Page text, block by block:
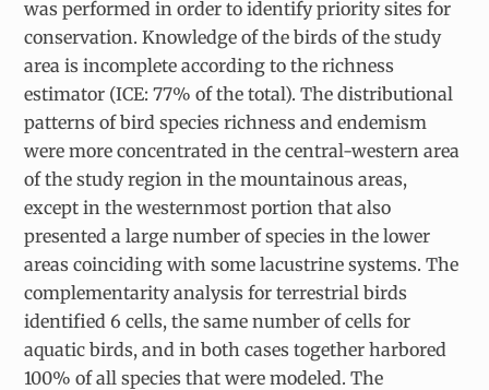
was performed in order to identify priority sites for
conservation. Knowledge of the birds of the study
area is incomplete according to the richness
estimator (ICE: 77% of the total). The distributional
patterns of bird species richness and endemism
were more concentrated in the central-western area
of the study region in the mountainous areas,
except in the westernmost portion that also
presented a large number of species in the lower
areas coinciding with some lacustrine systems. The
complementarity analysis for terrestrial birds
identified 6 cells, the same number of cells for
aquatic birds, and in both cases together harbored
100% of all species that were modeled. The